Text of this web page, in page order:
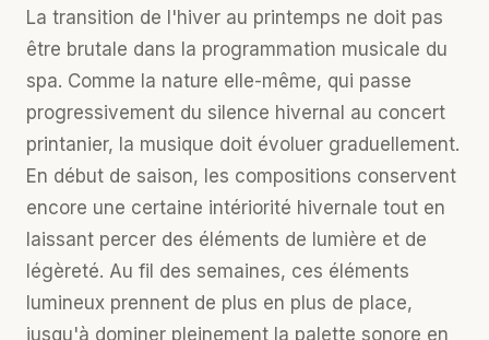
La transition de l'hiver au printemps ne doit pas
être brutale dans la programmation musicale du
spa. Comme la nature elle-même, qui passe
progressivement du silence hivernal au concert
printanier, la musique doit évoluer graduellement.
En début de saison, les compositions conservent
encore une certaine intériorité hivernale tout en
laissant percer des éléments de lumière et de
légèreté. Au fil des semaines, ces éléments
lumineux prennent de plus en plus de place,
jusqu'à dominer pleinement la palette sonore en